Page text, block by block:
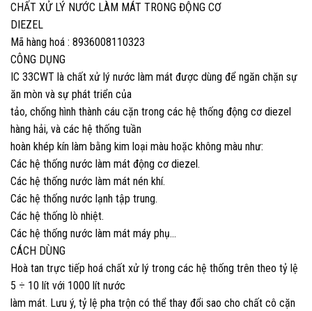
CHẤT XỬ LÝ NƯỚC LÀM MÁT TRONG ĐỘNG CƠ
DIEZEL
Mã hàng hoá : 8936008110323
CÔNG DỤNG
IC 33CWT là chất xử lý nước làm mát được dùng để ngăn chặn sự
ăn mòn và sự phát triển của
tảo, chống hình thành cáu cặn trong các hệ thống động cơ diezel
hàng hải, và các hệ thống tuần
hoàn khép kín làm bằng kim loại màu hoặc không màu như:
Các hệ thống nước làm mát động cơ diezel.
Các hệ thống nước làm mát nén khí.
Các hệ thống nước lạnh tập trung.
Các hệ thống lò nhiệt.
Các hệ thống nước làm mát máy phụ…
CÁCH DÙNG
Hoà tan trực tiếp hoá chất xử lý trong các hệ thống trên theo tỷ lệ
5 ÷ 10 lít với 1000 lít nước
làm mát. Lưu ý, tỷ lệ pha trộn có thể thay đổi sao cho chất cô cặn